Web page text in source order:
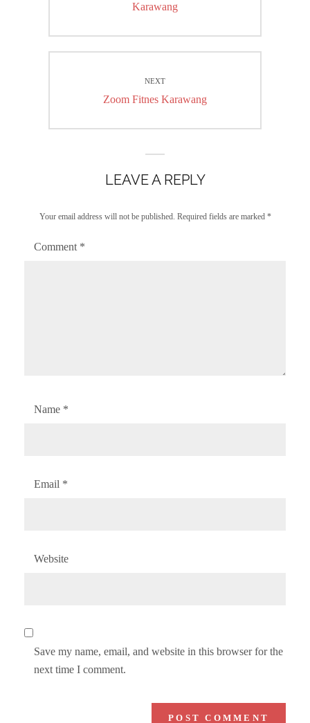
Karawang
NEXT
Next
Zoom Fitnes Karawang
LEAVE A REPLY
Your email address will not be published. Required fields are marked *
Comment *
Name *
Email *
Website
Save my name, email, and website in this browser for the
next time I comment.